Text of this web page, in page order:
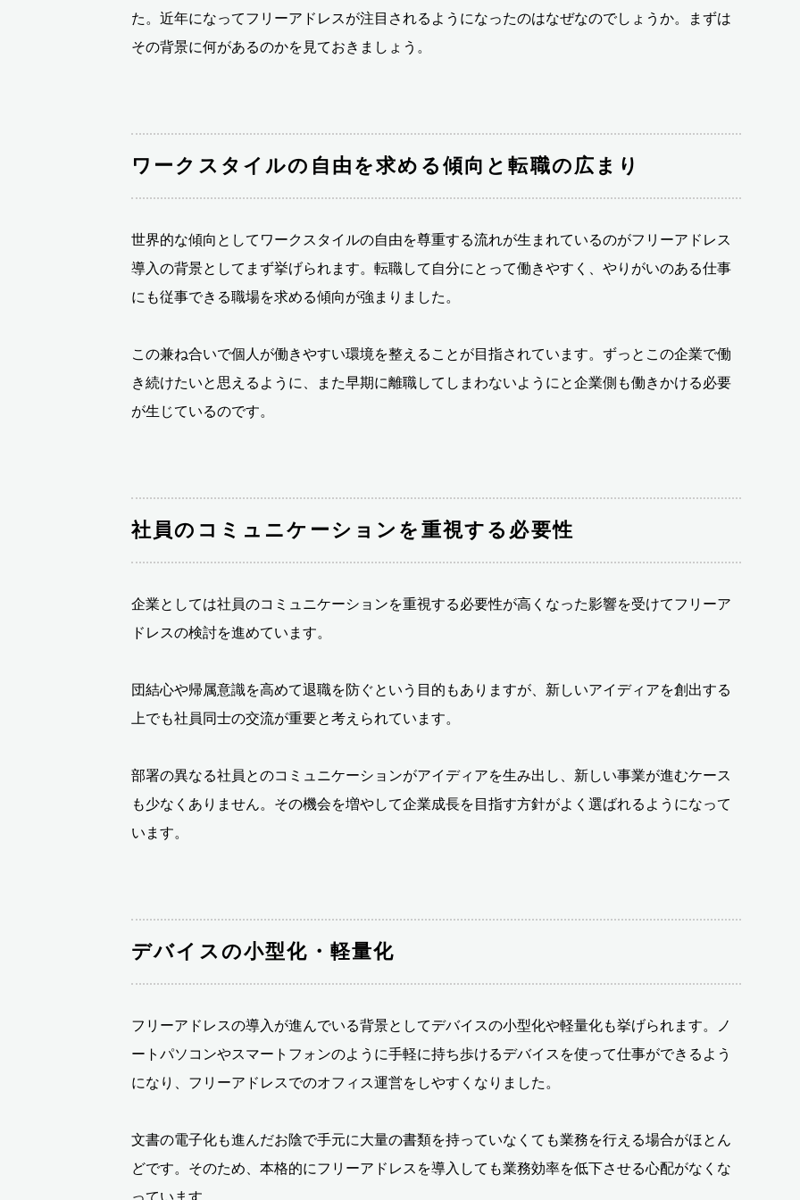
た。近年になってフリーアドレスが注目されるようになったのはなぜなのでしょうか。まずは
その背景に何があるのかを見ておきましょう。
ワークスタイルの自由を求める傾向と転職の広まり
世界的な傾向としてワークスタイルの自由を尊重する流れが生まれているのがフリーアドレス
導入の背景としてまず挙げられます。転職して自分にとって働きやすく、やりがいのある仕事
にも従事できる職場を求める傾向が強まりました。
この兼ね合いで個人が働きやすい環境を整えることが目指されています。ずっとこの企業で働
き続けたいと思えるように、また早期に離職してしまわないようにと企業側も働きかける必要
が生じているのです。
社員のコミュニケーションを重視する必要性
企業としては社員のコミュニケーションを重視する必要性が高くなった影響を受けてフリーア
ドレスの検討を進めています。
団結心や帰属意識を高めて退職を防ぐという目的もありますが、新しいアイディアを創出する
上でも社員同士の交流が重要と考えられています。
部署の異なる社員とのコミュニケーションがアイディアを生み出し、新しい事業が進むケース
も少なくありません。その機会を増やして企業成長を目指す方針がよく選ばれるようになって
います。
デバイスの小型化・軽量化
フリーアドレスの導入が進んでいる背景としてデバイスの小型化や軽量化も挙げられます。ノ
ートパソコンやスマートフォンのように手軽に持ち歩けるデバイスを使って仕事ができるよう
になり、フリーアドレスでのオフィス運営をしやすくなりました。
文書の電子化も進んだお陰で手元に大量の書類を持っていなくても業務を行える場合がほとん
どです。そのため、本格的にフリーアドレスを導入しても業務効率を低下させる心配がなくな
っています。